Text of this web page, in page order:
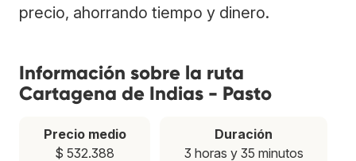
precio, ahorrando tiempo y dinero.
Información sobre la ruta
Cartagena de Indias - Pasto
Precio medio
$ 532.388
Duración
3 horas y 35 minutos